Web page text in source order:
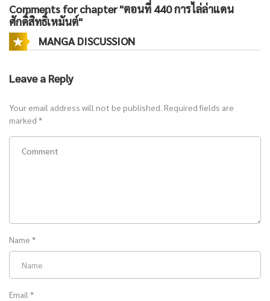
Comments for chapter "ตอนที่ 440 การไล่ล่าแดน
ศักดิ์สิทธิ์เหมันต์"
MANGA DISCUSSION
Leave a Reply
Your email address will not be published. Required fields are
marked *
Name *
Email *